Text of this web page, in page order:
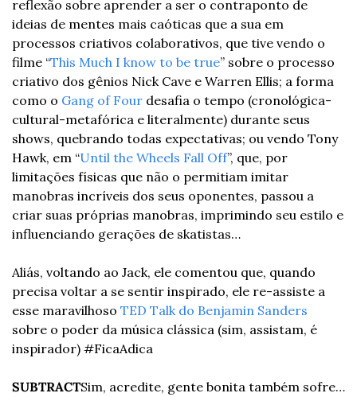
reflexão sobre aprender a ser o contraponto de
ideias de mentes mais caóticas que a sua em
processos criativos colaborativos, que tive vendo o
filme “This Much I know to be true” sobre o processo
criativo dos gênios Nick Cave e Warren Ellis; a forma
como o Gang of Four desafia o tempo (cronológica-
cultural-metafórica e literalmente) durante seus
shows, quebrando todas expectativas; ou vendo Tony
Hawk, em “Until the Wheels Fall Off”, que, por
limitações físicas que não o permitiam imitar
manobras incríveis dos seus oponentes, passou a
criar suas próprias manobras, imprimindo seu estilo e
influenciando gerações de skatistas…
Aliás, voltando ao Jack, ele comentou que, quando
precisa voltar a se sentir inspirado, ele re-assiste a
esse maravilhoso TED Talk do Benjamin Sanders
sobre o poder da música clássica (sim, assistam, é
inspirador) #FicaAdica
SUBTRACTSim, acredite, gente bonita também sofre…